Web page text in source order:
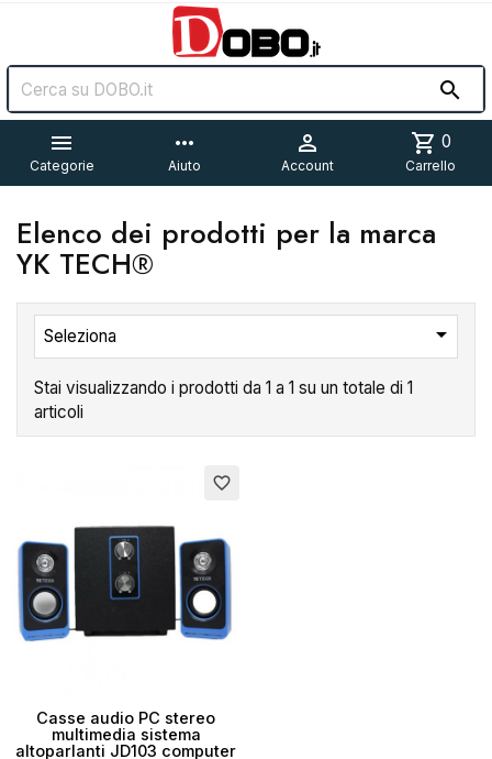


Categorie
more_horiz
Aiuto

Account
shopping_cart 0
Carrello
Elenco dei prodotti per la marca
YK TECH®
Seleziona 
Stai visualizzando i prodotti da 1 a 1 su un totale di 1
articoli
favorite_border
Casse audio PC stereo
multimedia sistema
altoparlanti JD103 computer